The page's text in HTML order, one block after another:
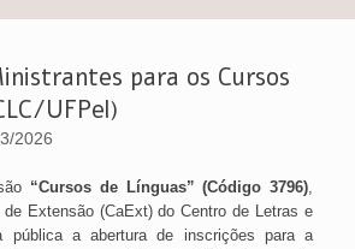
para os Cursos
UFPel)
2026
“Cursos de Línguas” (Código 3796),
Extensão (CaExt) do Centro de Letras e
pública a abertura de inscrições para a